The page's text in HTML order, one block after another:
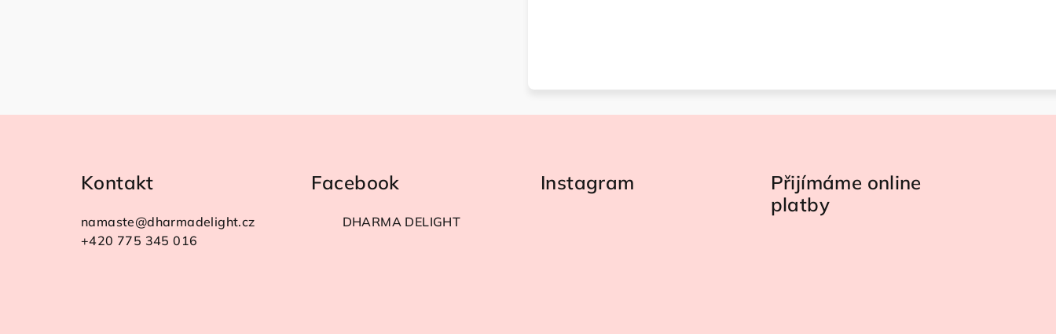
Kontakt
namaste@dharmadelight.cz
+420 775 345 016
Facebook
DHARMA DELIGHT
Instagram
Přijímáme online
platby